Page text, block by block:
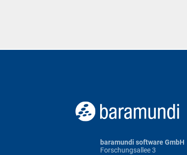
baramundi software GmbH
Forschungsallee 3